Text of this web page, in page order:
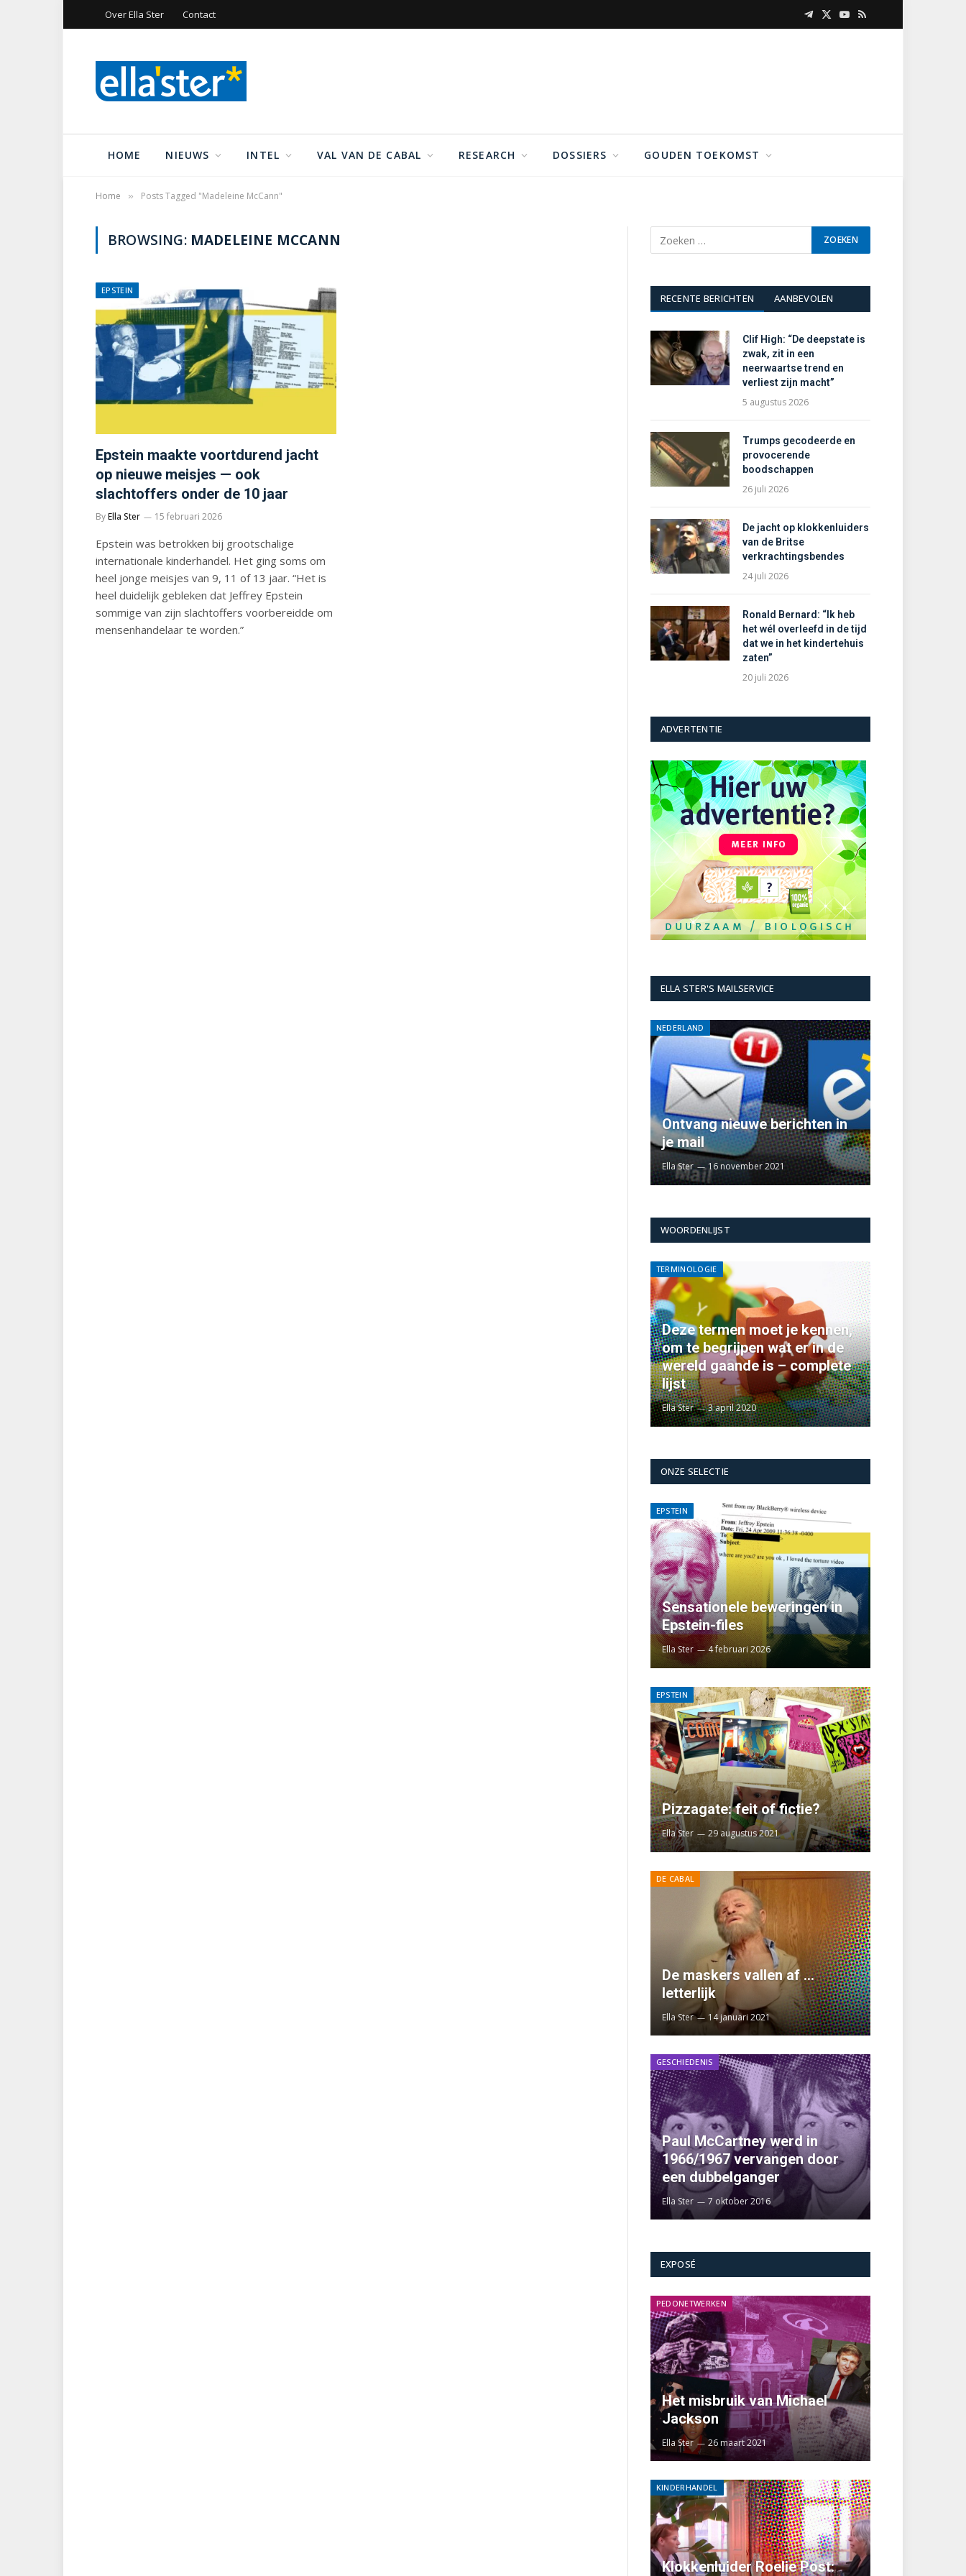
Over Ella Ster Contact Telegram
X
YouTube
RSS
HOME NIEUWS INTEL VAL VAN DE CABAL RESEARCH DOSSIERS GOUDEN TOEKOMST
Home » Posts Tagged "Madeleine McCann"
BROWSING: MADELEINE MCCANN
EPSTEIN
Epstein maakte voortdurend jacht
op nieuwe meisjes — ook
slachtoffers onder de 10 jaar
ByElla Ster 15 februari 2026
Epstein was betrokken bij grootschalige
internationale kinderhandel. Het ging soms om
heel jonge meisjes van 9, 11 of 13 jaar. “Het is
heel duidelijk gebleken dat Jeffrey Epstein
sommige van zijn slachtoffers voorbereidde om
mensenhandelaar te worden.”
RECENTE BERICHTEN AANBEVOLEN
Clif High: “De deepstate is
zwak, zit in een
neerwaartse trend en
verliest zijn macht”
5 augustus 2026
Trumps gecodeerde en
provocerende
boodschappen
26 juli 2026
De jacht op klokkenluiders
van de Britse
verkrachtingsbendes
24 juli 2026
Ronald Bernard: “Ik heb
het wél overleefd in de tijd
dat we in het kindertehuis
zaten”
20 juli 2026
ADVERTENTIE
ELLA STER'S MAILSERVICE
NEDERLAND
Ontvang nieuwe berichten in
je mail
Ella Ster 16 november 2021
WOORDENLIJST
TERMINOLOGIE
Deze termen moet je kennen,
om te begrijpen wat er in de
wereld gaande is – complete
lijst
Ella Ster 3 april 2020
ONZE SELECTIE
EPSTEIN
Sensationele beweringen in
Epstein-files
Ella Ster 4 februari 2026
EPSTEIN
Pizzagate: feit of fictie?
Ella Ster 29 augustus 2021
DE CABAL
De maskers vallen af …
letterlijk
Ella Ster 14 januari 2021
GESCHIEDENIS
Paul McCartney werd in
1966/1967 vervangen door
een dubbelganger
Ella Ster 7 oktober 2016
EXPOSÉ
PEDONETWERKEN
Het misbruik van Michael
Jackson
Ella Ster 26 maart 2021
KINDERHANDEL
Klokkenluider Roelie Post: